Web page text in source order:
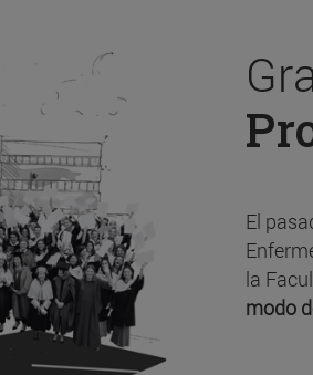
El
la
modo